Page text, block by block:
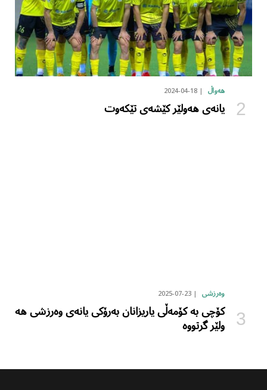
هەواڵ 2024-04-18
یانەی هەولێر کێشەی تێکەوت
وەرزشی 2025-07-23
کۆچی بە کۆمەڵی یاریزانان بەرۆکی یانەی وەرزشی هە
ولێر گرتووە